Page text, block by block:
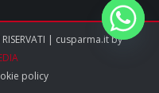
| cusparma.it by
policy